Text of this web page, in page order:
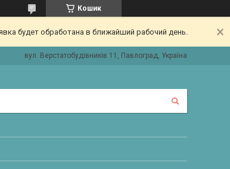
Кошик
будет обработана в ближайший рабочий день.
вул. Верстатобудівників 11, Павлоград, Україна